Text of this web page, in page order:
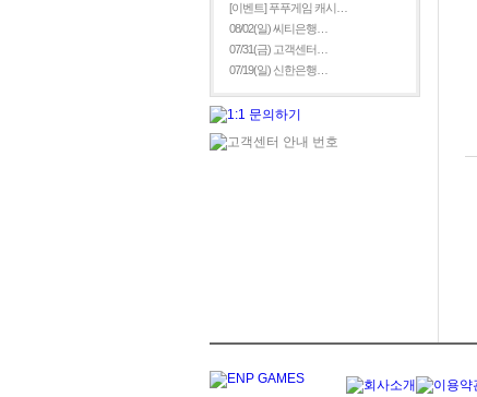
[이벤트] 푸푸게임 캐시…
08/02(일) 씨티은행…
07/31(금) 고객센터…
07/19(일) 신한은행…